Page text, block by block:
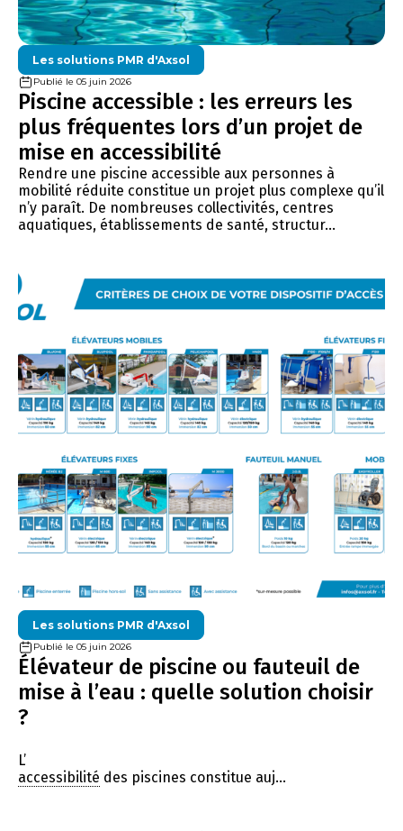
Les solutions PMR d'Axsol
Publié le 05 juin 2026
Piscine accessible : les erreurs les
plus fréquentes lors d’un projet de
mise en accessibilité
Rendre une piscine accessible aux personnes à
mobilité réduite constitue un projet plus complexe qu’il
n’y paraît. De nombreuses collectivités, centres
aquatiques, établissements de santé, structur...
Les solutions PMR d'Axsol
Publié le 05 juin 2026
Élévateur de piscine ou fauteuil de
mise à l’eau : quelle solution choisir
?
L’
accessibilité des piscines constitue auj...